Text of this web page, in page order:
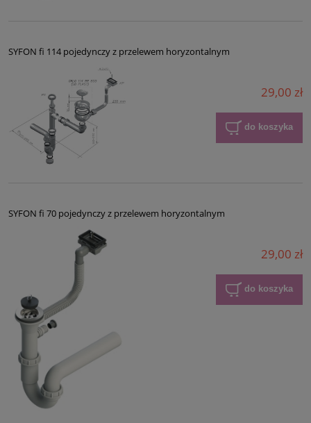
SYFON fi 114 pojedynczy z przelewem horyzontalnym
29,00 zł
do koszyka
SYFON fi 70 pojedynczy z przelewem horyzontalnym
29,00 zł
do koszyka